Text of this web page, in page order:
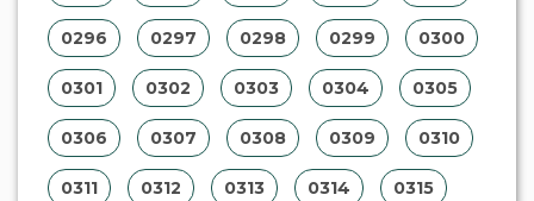
0296 0297 0298 0299 0300
0301 0302 0303 0304 0305
0306 0307 0308 0309 0310
0311 0312 0313 0314 0315